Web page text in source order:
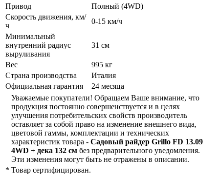
Привод
Полный (4WD)
Скорость движения, км/
ч
0-15 км/ч
Минимальный
внутренний радиус
выруливания
31 см
Вес
995 кг
Страна производства
Италия
Официальная гарантия
24 месяца
Уважаемые покупатели! Обращаем Ваше внимание, что
продукция постоянно совершенствуется и в целях
улучшения потребительских свойств производитель
оставляет за собой право на изменение внешнего вида,
цветовой гаммы, комплектации и технических
характеристик товара - Садовый райдер Grillo FD 13.09
4WD + дека 132 см без предварительного уведомления.
Эти изменения могут быть не отражены в описании.
* Товар сертифицирован.